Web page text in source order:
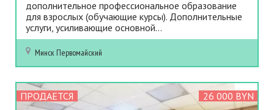
дополнительное профессиональное образование
для взрослых (обучающие курсы). Дополнительные
услуги, усиливающие основной...
Минск Первомайский
ПРОДАЕТСЯ 26 000 BYN